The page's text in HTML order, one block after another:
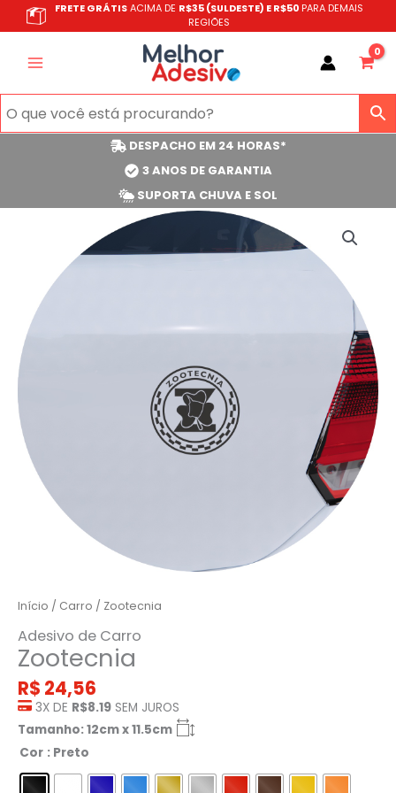
para
FRETE GRÁTISACIMA DE R$35 (SULDESTE) E R$50 PARA DEMAIS
REGIÕES
DESPACHO EM 24 HORAS*
3 ANOS DE GARANTIA
SUPORTA CHUVA E SOL
Início / Carro / Zootecnia
Adesivo de Carro
Zootecnia
R$ 24,56
3X DE R$8.19 SEM JUROS
Tamanho: 12cm x 11.5cm
Cor : Preto